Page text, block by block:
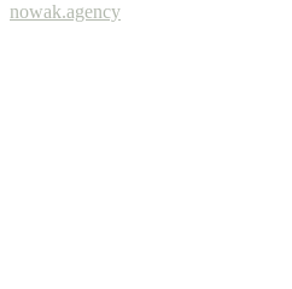
nowak.agency